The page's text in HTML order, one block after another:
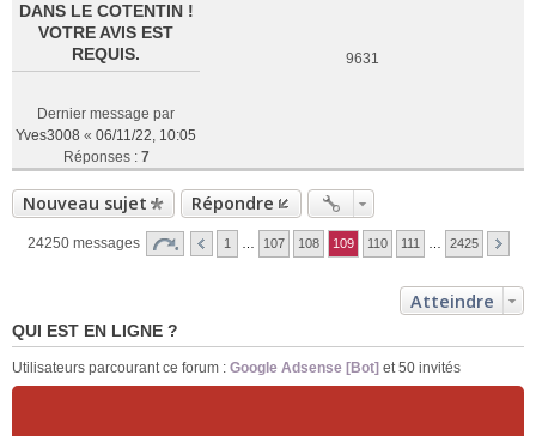
DANS LE COTENTIN !
VOTRE AVIS EST
REQUIS.
Dernier message par
Yves3008 « 06/11/22, 10:05
Réponses : 7
9631
Nouveau sujet Répondre
24250 messages 1 107 108 109 110 111 2425
Atteindre
QUI EST EN LIGNE ?
Utilisateurs parcourant ce forum : Google Adsense [Bot] et 50 invités